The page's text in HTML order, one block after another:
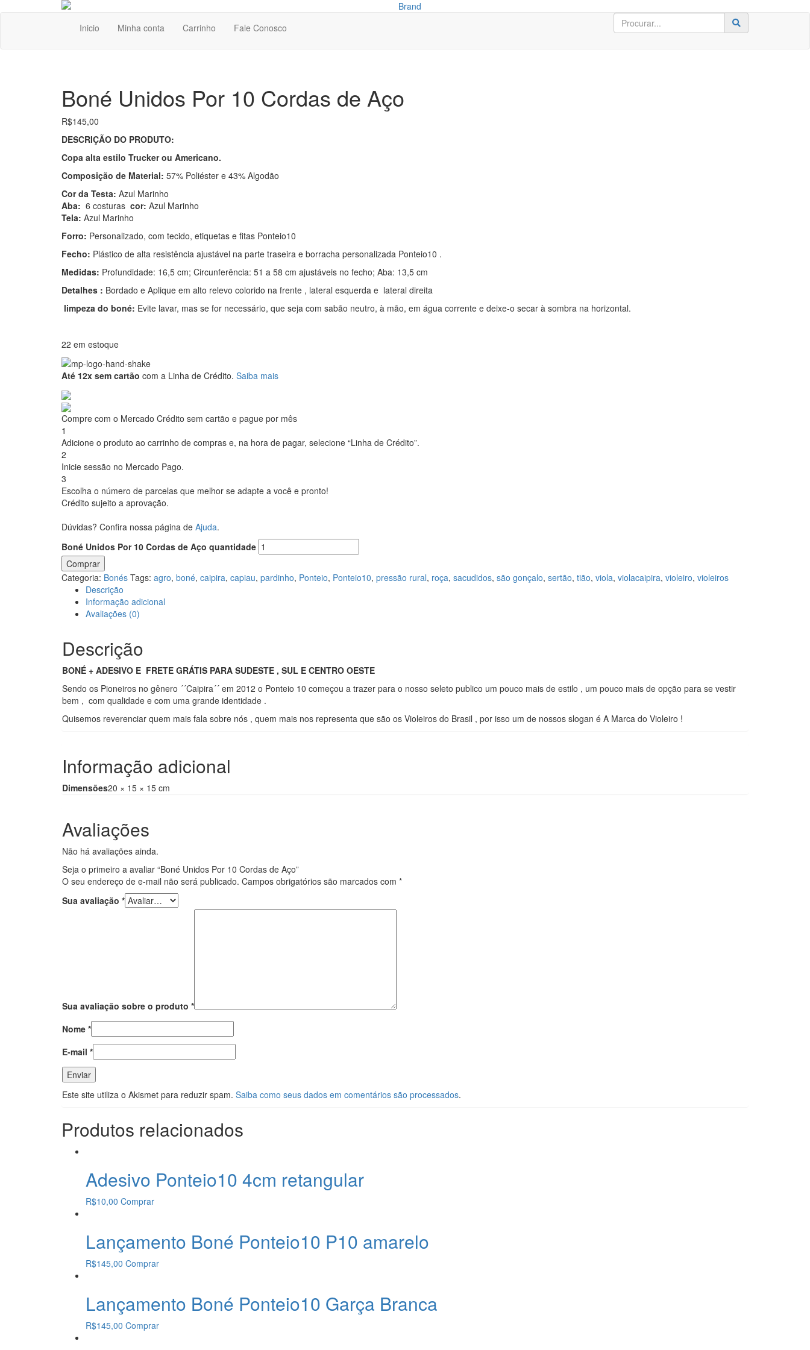
Inicio Minha conta Carrinho Fale Conosco
Boné Unidos Por 10 Cordas de Aço
R$145,00
DESCRIÇÃO DO PRODUTO:
Copa alta estilo Trucker ou Americano.
Composição de Material: 57% Poliéster e 43% Algodão
Cor da Testa: Azul Marinho
Aba: 6 costuras cor: Azul Marinho
Tela: Azul Marinho
Forro: Personalizado, com tecido, etiquetas e fitas Ponteio10
Fecho: Plástico de alta resistência ajustável na parte traseira e borracha personalizada Ponteio10 .
Medidas: Profundidade: 16,5 cm; Circunferência: 51 a 58 cm ajustáveis no fecho; Aba: 13,5 cm
Detalhes : Bordado e Aplique em alto relevo colorido na frente , lateral esquerda e lateral direita
limpeza do boné: Evite lavar, mas se for necessário, que seja com sabão neutro, à mão, em água corrente e deixe-o secar à sombra na horizontal.
22 em estoque
Até 12x sem cartão com a Linha de Crédito. Saiba mais
Compre com o Mercado Crédito sem cartão e pague por mês
1
Adicione o produto ao carrinho de compras e, na hora de pagar, selecione “Linha de Crédito”.
2
Inicie sessão no Mercado Pago.
3
Escolha o número de parcelas que melhor se adapte a você e pronto!
Crédito sujeito a aprovação.
Dúvidas? Confira nossa página de Ajuda.
Boné Unidos Por 10 Cordas de Aço quantidade
Comprar
Categoria: Bonés Tags: agro, boné, caipira, capiau, pardinho, Ponteio, Ponteio10, pressão rural, roça, sacudidos, são gonçalo, sertão, tião, viola, violacaipira, violeiro, violeiros
Descrição
Informação adicional
Avaliações (0)
Descrição
BONÉ + ADESIVO E FRETE GRÁTIS PARA SUDESTE , SUL E CENTRO OESTE
Sendo os Pioneiros no gênero ´´Caipira´´ em 2012 o Ponteio 10 começou a trazer para o nosso seleto publico um pouco mais de estilo , um pouco mais de opção para se vestir
bem , com qualidade e com uma grande identidade .
Quisemos reverenciar quem mais fala sobre nós , quem mais nos representa que são os Violeiros do Brasil , por isso um de nossos slogan é A Marca do Violeiro !
Informação adicional
Dimensões20 × 15 × 15 cm
Avaliações
Não há avaliações ainda.
Seja o primeiro a avaliar “Boné Unidos Por 10 Cordas de Aço”
O seu endereço de e-mail não será publicado. Campos obrigatórios são marcados com *
Sua avaliação *
Sua avaliação sobre o produto *
Nome *
E-mail *
Este site utiliza o Akismet para reduzir spam. Saiba como seus dados em comentários são processados.
Produtos relacionados
Adesivo Ponteio10 4cm retangular
R$10,00 Comprar
Lançamento Boné Ponteio10 P10 amarelo
R$145,00 Comprar
Lançamento Boné Ponteio10 Garça Branca
R$145,00 Comprar